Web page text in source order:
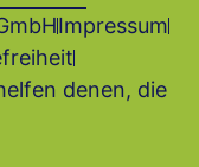
Impressum
denen, die